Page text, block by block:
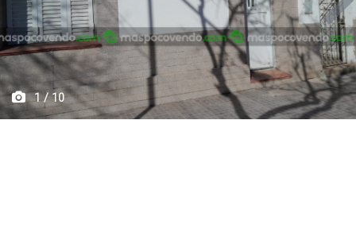
1 / 10